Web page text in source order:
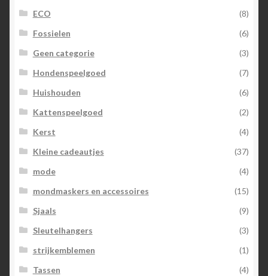
ECO
(8)
Fossielen
(6)
Geen categorie
(3)
Hondenspeelgoed
(7)
Huishouden
(6)
Kattenspeelgoed
(2)
Kerst
(4)
Kleine cadeautjes
(37)
mode
(4)
mondmaskers en accessoires
(15)
Sjaals
(9)
Sleutelhangers
(3)
strijkemblemen
(1)
Tassen
(4)